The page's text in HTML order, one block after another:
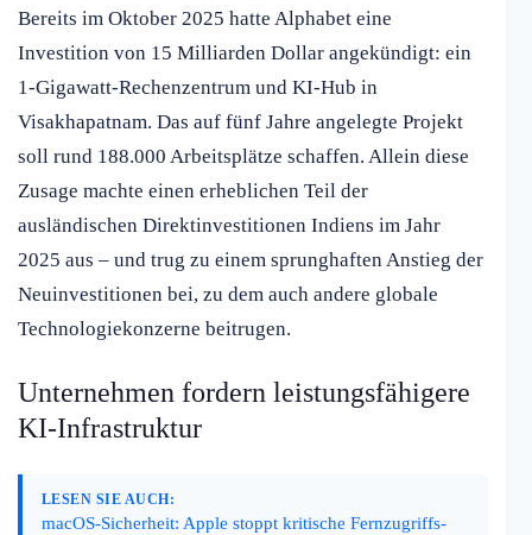
Bereits im Oktober 2025 hatte Alphabet eine
Investition von 15 Milliarden Dollar angekündigt: ein
1-Gigawatt-Rechenzentrum und KI-Hub in
Visakhapatnam. Das auf fünf Jahre angelegte Projekt
soll rund 188.000 Arbeitsplätze schaffen. Allein diese
Zusage machte einen erheblichen Teil der
ausländischen Direktinvestitionen Indiens im Jahr
2025 aus – und trug zu einem sprunghaften Anstieg der
Neuinvestitionen bei, zu dem auch andere globale
Technologiekonzerne beitrugen.
Unternehmen fordern leistungsfähigere
KI-Infrastruktur
LESEN SIE AUCH:
macOS-Sicherheit: Apple stoppt kritische Fernzugriffs-